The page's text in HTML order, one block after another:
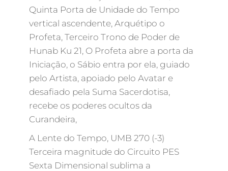
Quinta Porta de Unidade do Tempo
vertical ascendente, Arquétipo o
Profeta, Terceiro Trono de Poder de
Hunab Ku 21, O Profeta abre a porta da
Iniciação, o Sábio entra por ela, guiado
pelo Artista, apoiado pelo Avatar e
desafiado pela Suma Sacerdotisa,
recebe os poderes ocultos da
Curandeira,
A Lente do Tempo, UMB 270 (-3)
Terceira magnitude do Circuito PES
Sexta Dimensional sublima a